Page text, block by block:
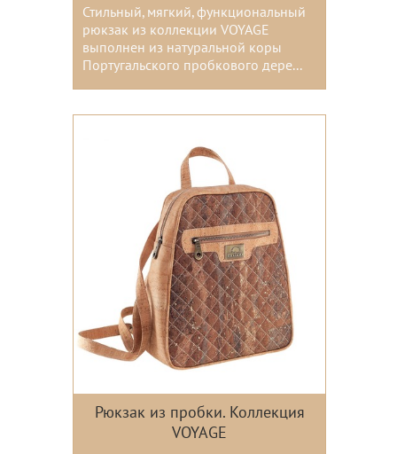
Стильный, мягкий, функциональный
рюкзак из коллекции VOYAGE
выполнен из натуральной коры
Португальского пробкового дере...
Цвета:
Рюкзак из пробки. Коллекция
VOYAGE